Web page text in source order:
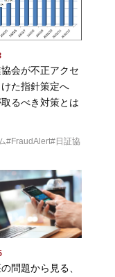
会が不正アクセ
けた指針策定へ
るべき対策とは
FraudAlert 日証協
問題から見る、